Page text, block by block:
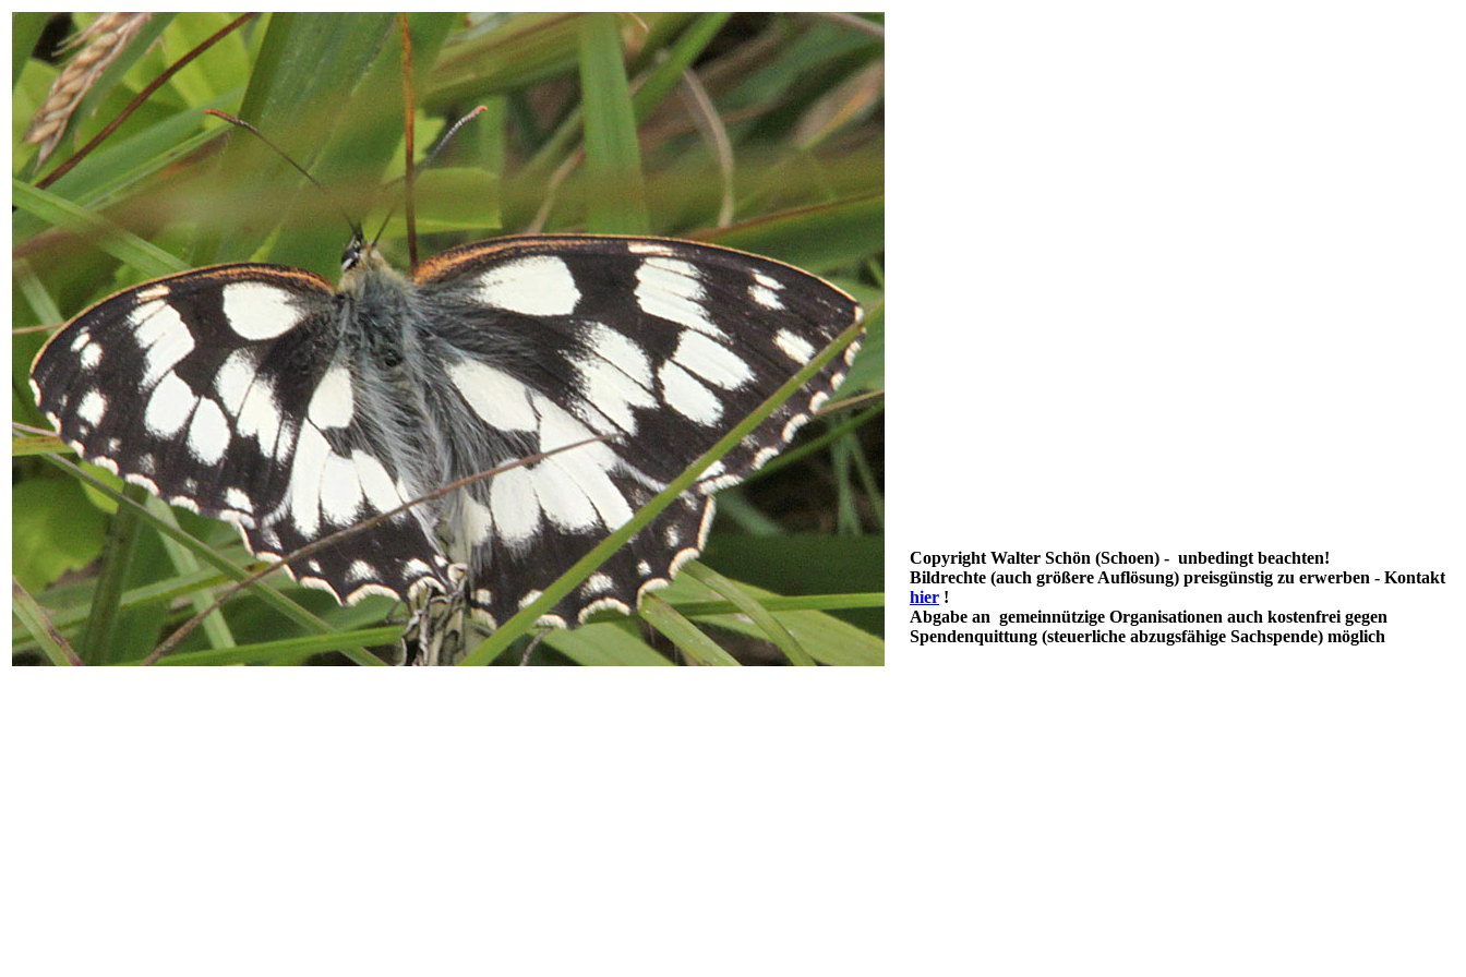
Copyright Walter Schön (Schoen) - unbedingt beachten!
Bildrechte (auch größere Auflösung) preisgünstig zu erwerben - Kontakt
hier !
Abgabe an gemeinnützige Organisationen auch kostenfrei gegen
Spendenquittung (steuerliche abzugsfähige Sachspende) möglich